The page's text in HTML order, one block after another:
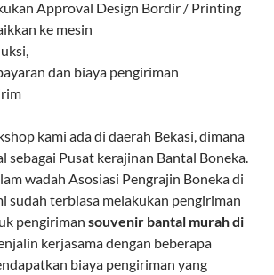
Approval Design Bordir / Printing
ke mesin
dan biaya pengiriman
kami ada di daerah Bekasi, dimana
sebagai Pusat kerajinan Bantal Boneka.
wadah Asosiasi Pengrajin Boneka di
sudah terbiasa melakukan pengiriman
pengiriman souvenir bantal murah di
kerjasama dengan beberapa
biaya pengiriman yang